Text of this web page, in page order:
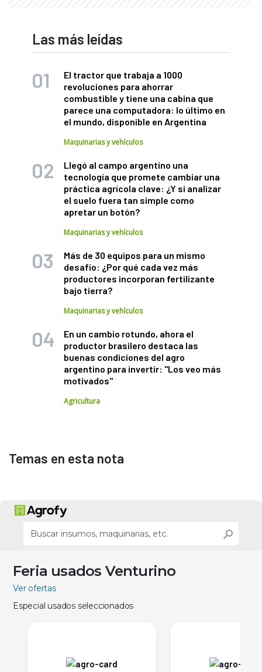
Las más leídas
El tractor que trabaja a 1000
revoluciones para ahorrar
combustible y tiene una cabina que
parece una computadora: lo último en
el mundo, disponible en Argentina
Maquinarias y vehículos
Llegó al campo argentino una
tecnología que promete cambiar una
práctica agrícola clave: ¿Y si analizar
el suelo fuera tan simple como
apretar un botón?
Maquinarias y vehículos
Más de 30 equipos para un mismo
desafío: ¿Por qué cada vez más
productores incorporan fertilizante
bajo tierra?
Maquinarias y vehículos
En un cambio rotundo, ahora el
productor brasilero destaca las
buenas condiciones del agro
argentino para invertir: "Los veo más
motivados"
Agricultura
Temas en esta nota
Feria usados Venturino
Ver ofertas
Especial usados seleccionados